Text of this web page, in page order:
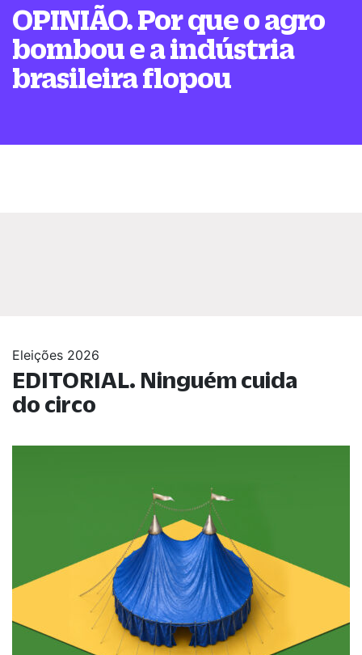
OPINIÃO. Por que o agro
bombou e a indústria
brasileira flopou
Eleições 2026
EDITORIAL. Ninguém cuida
do circo